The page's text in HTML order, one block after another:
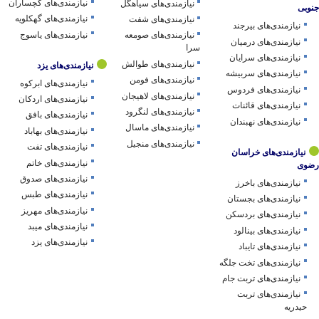
جنوبی
نیازمندی‌های بیرجند
نیازمندی‌های درمیان
نیازمندی‌های سرایان
نیازمندی‌های سربیشه
نیازمندی‌های فردوس
نیازمندی‌های قائنات
نیازمندی‌های نهبندان
نیازمندی‌های خراسان
رضوی
نیازمندی‌های باخرز
نیازمندی‌های بجستان
نیازمندی‌های بردسکن
نیازمندی‌های بینالود
نیازمندی‌های تایباد
نیازمندی‌های تخت جلگه
نیازمندی‌های تربت جام
نیازمندی‌های تربت
حیدریه
نیازمندی‌های سیاهگل
نیازمندی‌های شفت
نیازمندی‌های صومعه
سرا
نیازمندی‌های طوالش
نیازمندی‌های فومن
نیازمندی‌های لاهیجان
نیازمندی‌های لنگرود
نیازمندی‌های ماسال
نیازمندی‌های منجیل
نیازمندی‌های گچساران
نیازمندی‌های گهکلویه
نیازمندی‌های یاسوج
نیازمندی‌های یزد
نیازمندی‌های ابرکوه
نیازمندی‌های اردکان
نیازمندی‌های بافق
نیازمندی‌های بهاباد
نیازمندی‌های تفت
نیازمندی‌های خاتم
نیازمندی‌های صدوق
نیازمندی‌های طبس
نیازمندی‌های مهریز
نیازمندی‌های میبد
نیازمندی‌های یزد